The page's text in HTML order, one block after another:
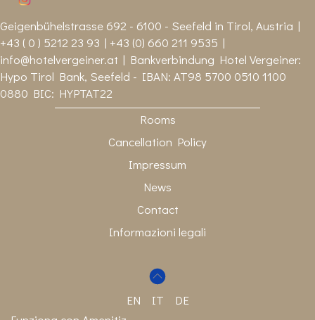
Geigenbühelstrasse 692 - 6100 - Seefeld in Tirol, Austria |
+43 ( 0 ) 5212 23 93 | +43 (0) 660 211 9535 |
info@hotelvergeiner.at | Bankverbindung Hotel Vergeiner:
Hypo Tirol Bank, Seefeld - IBAN: AT98 5700 0510 1100
0880 BIC: HYPTAT22
Rooms
Cancellation Policy
Impressum
News
Contact
Informazioni legali
EN IT
DE